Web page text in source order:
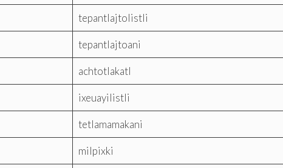
tepantlajtolistli
tepantlajtoani
achtotlakatl
ixeuayilistli
tetlamamakani
milpixki